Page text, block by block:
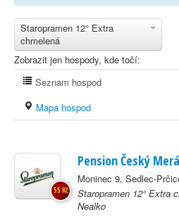
Staropramen 12° Extra
chmelená
Zobrazit jen hospody, kde točí:
Seznam hospod
Mapa hospod
Pension Český
Moninec 9, Sedlec-
Staropramen 12° Extra
Nealko
55 Kč